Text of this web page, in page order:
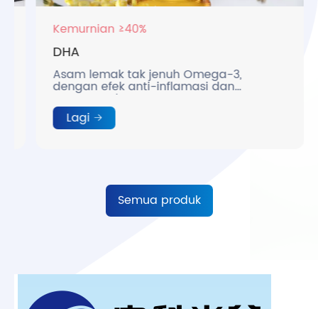
Kemurnian ≥40%
DHA
Asam lemak tak jenuh Omega-3,
dengan efek anti-inflamasi dan
menenangkan.
Lagi
Semua produk